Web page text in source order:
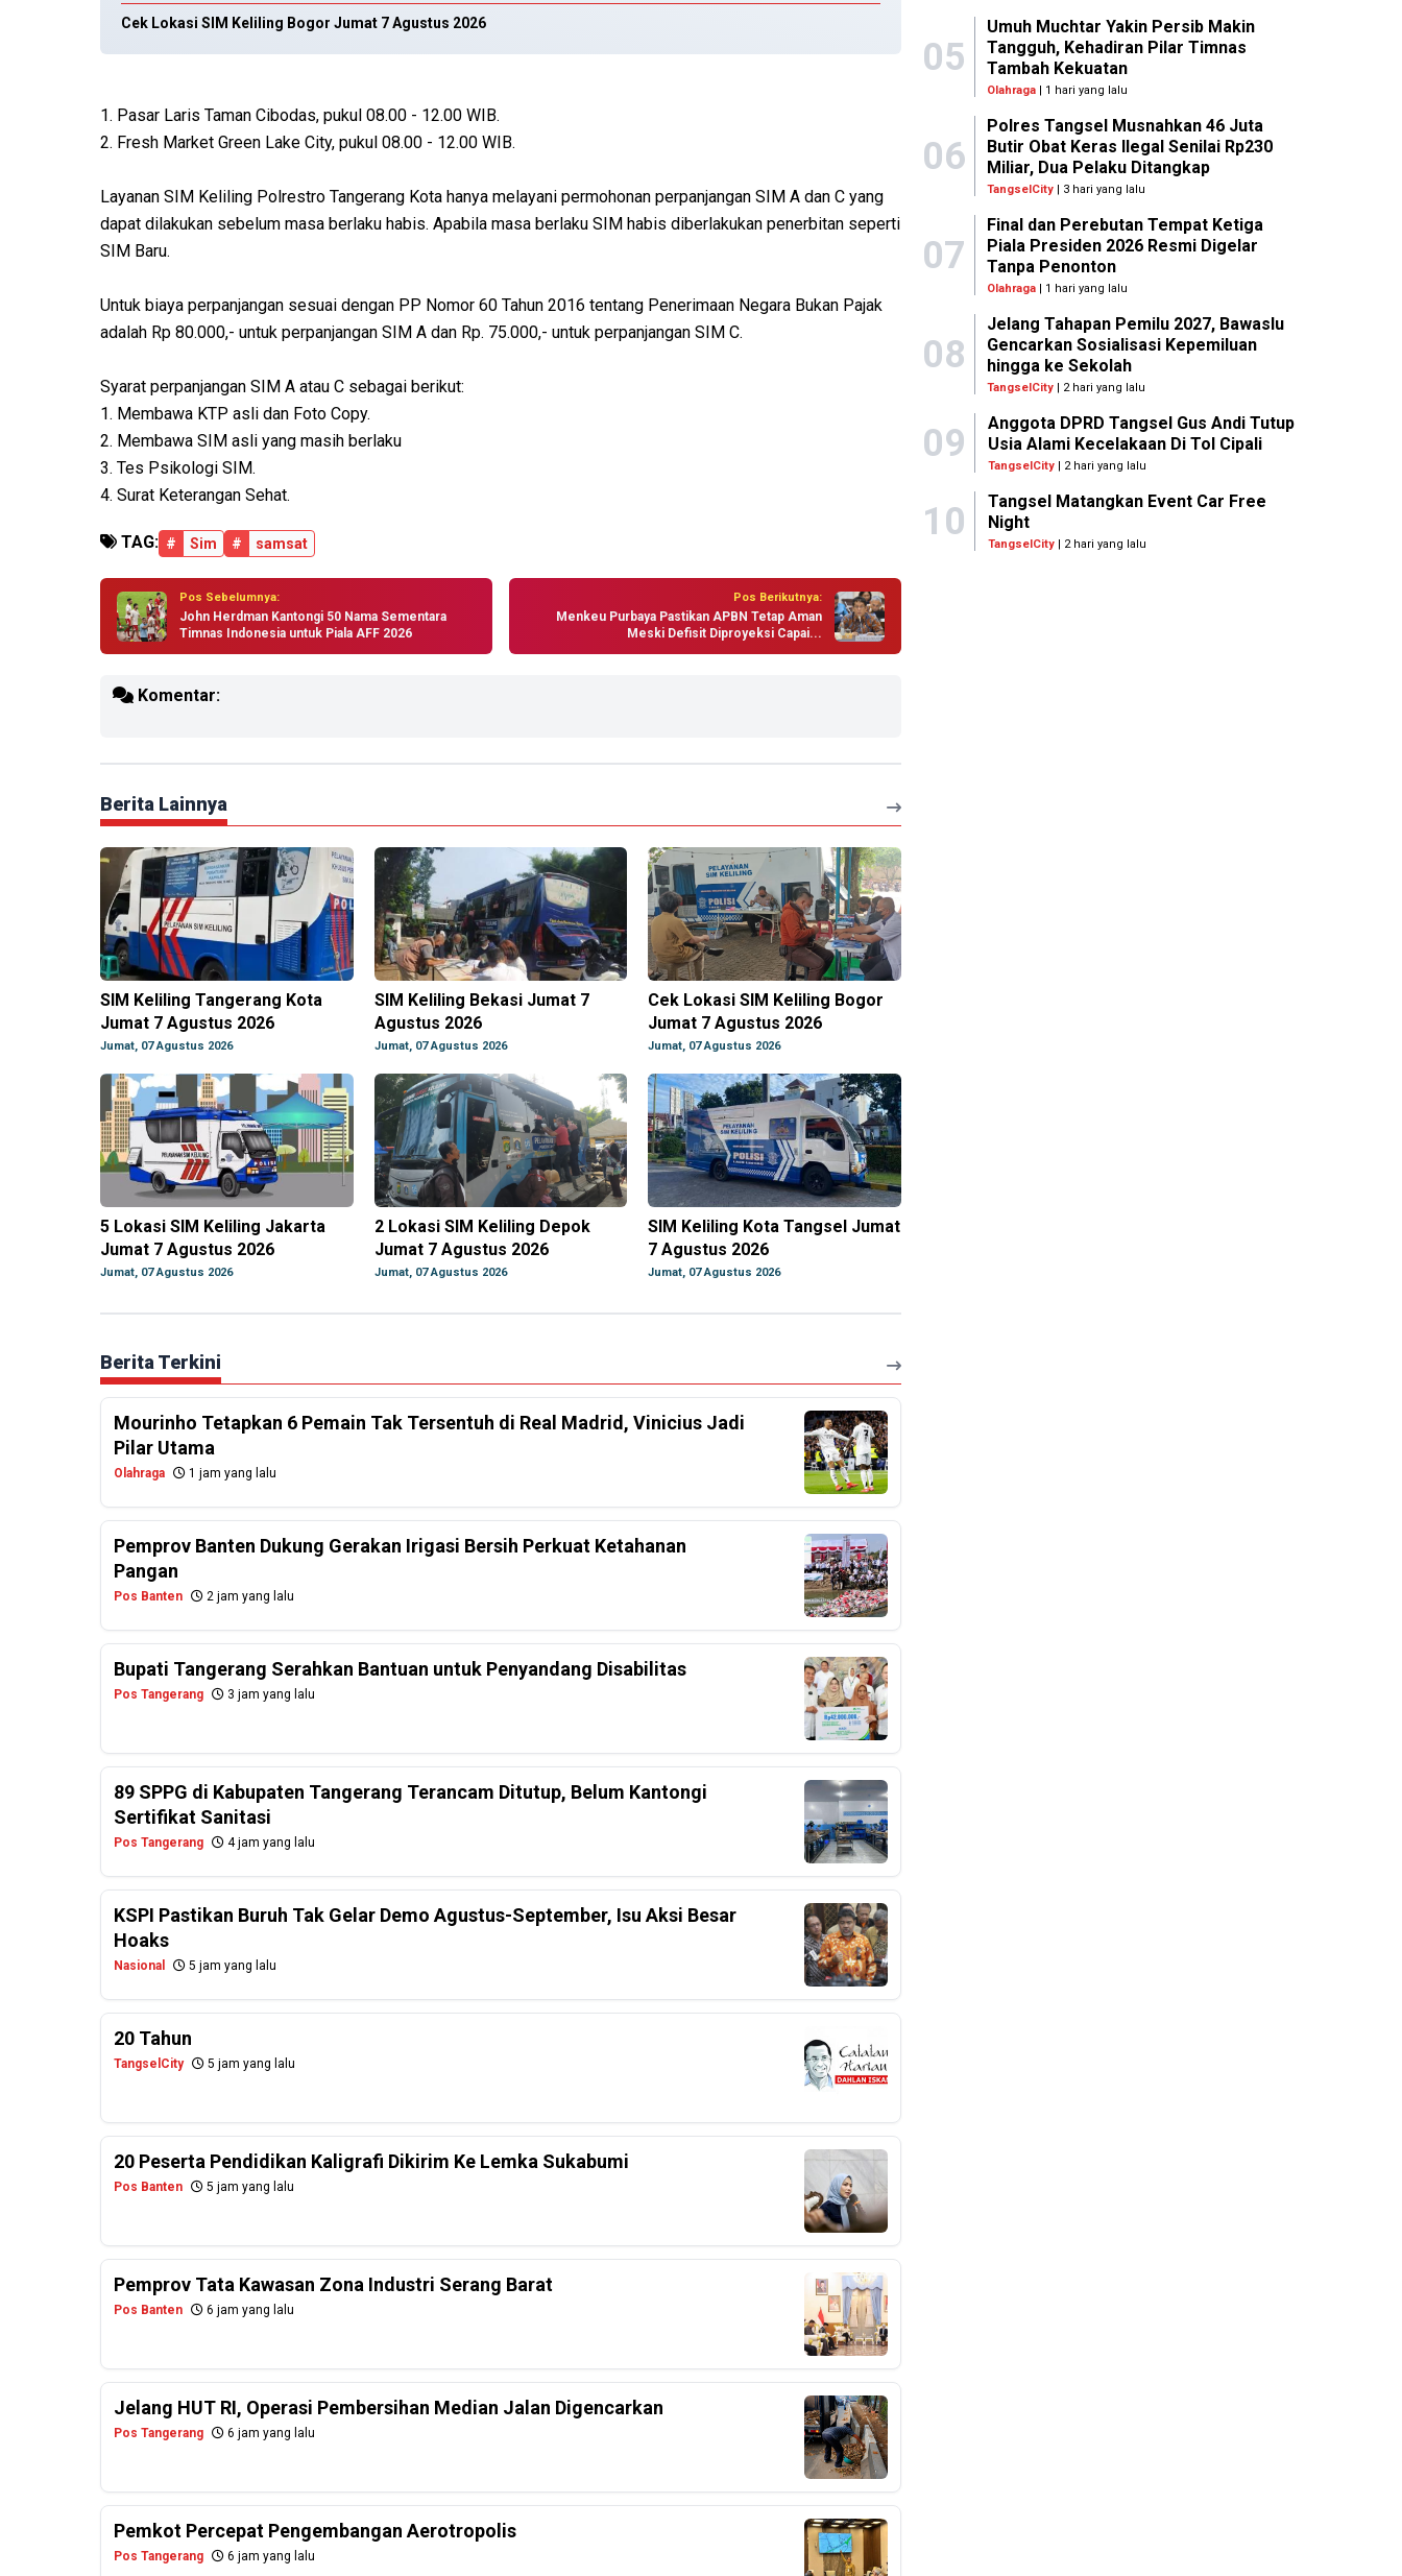
Cek Lokasi SIM Keliling Bogor Jumat 7 Agustus 2026
1. Pasar Laris Taman Cibodas, pukul 08.00 - 12.00 WIB.
2. Fresh Market Green Lake City, pukul 08.00 - 12.00 WIB.
Layanan SIM Keliling Polrestro Tangerang Kota hanya melayani permohonan perpanjangan SIM A dan C yang
dapat dilakukan sebelum masa berlaku habis. Apabila masa berlaku SIM habis diberlakukan penerbitan seperti
SIM Baru.
Untuk biaya perpanjangan sesuai dengan PP Nomor 60 Tahun 2016 tentang Penerimaan Negara Bukan Pajak
adalah Rp 80.000,- untuk perpanjangan SIM A dan Rp. 75.000,- untuk perpanjangan SIM C.
Syarat perpanjangan SIM A atau C sebagai berikut:
1. Membawa KTP asli dan Foto Copy.
2. Membawa SIM asli yang masih berlaku
3. Tes Psikologi SIM.
4. Surat Keterangan Sehat.
TAG: # Sim # samsat
Pos Sebelumnya:
John Herdman Kantongi 50 Nama Sementara
Timnas Indonesia untuk Piala AFF 2026
Pos Berikutnya:
Menkeu Purbaya Pastikan APBN Tetap Aman
Meski Defisit Diproyeksi Capai...
Komentar:
Berita Lainnya
SIM Keliling Tangerang Kota
Jumat 7 Agustus 2026
Jumat, 07 Agustus 2026
SIM Keliling Bekasi Jumat 7
Agustus 2026
Jumat, 07 Agustus 2026
Cek Lokasi SIM Keliling Bogor
Jumat 7 Agustus 2026
Jumat, 07 Agustus 2026
5 Lokasi SIM Keliling Jakarta
Jumat 7 Agustus 2026
Jumat, 07 Agustus 2026
2 Lokasi SIM Keliling Depok
Jumat 7 Agustus 2026
Jumat, 07 Agustus 2026
SIM Keliling Kota Tangsel Jumat
7 Agustus 2026
Jumat, 07 Agustus 2026
Berita Terkini
Mourinho Tetapkan 6 Pemain Tak Tersentuh di Real Madrid, Vinicius Jadi
Pilar Utama
Olahraga 1 jam yang lalu
Pemprov Banten Dukung Gerakan Irigasi Bersih Perkuat Ketahanan
Pangan
Pos Banten 2 jam yang lalu
Bupati Tangerang Serahkan Bantuan untuk Penyandang Disabilitas
Pos Tangerang 3 jam yang lalu
89 SPPG di Kabupaten Tangerang Terancam Ditutup, Belum Kantongi
Sertifikat Sanitasi
Pos Tangerang 4 jam yang lalu
KSPI Pastikan Buruh Tak Gelar Demo Agustus-September, Isu Aksi Besar
Hoaks
Nasional 5 jam yang lalu
20 Tahun
TangselCity 5 jam yang lalu
20 Peserta Pendidikan Kaligrafi Dikirim Ke Lemka Sukabumi
Pos Banten 5 jam yang lalu
Pemprov Tata Kawasan Zona Industri Serang Barat
Pos Banten 6 jam yang lalu
Jelang HUT RI, Operasi Pembersihan Median Jalan Digencarkan
Pos Tangerang 6 jam yang lalu
Pemkot Percepat Pengembangan Aerotropolis
Pos Tangerang 6 jam yang lalu
05
Umuh Muchtar Yakin Persib Makin
Tangguh, Kehadiran Pilar Timnas
Tambah Kekuatan
Olahraga | 1 hari yang lalu
06
Polres Tangsel Musnahkan 46 Juta
Butir Obat Keras Ilegal Senilai Rp230
Miliar, Dua Pelaku Ditangkap
TangselCity | 3 hari yang lalu
07
Final dan Perebutan Tempat Ketiga
Piala Presiden 2026 Resmi Digelar
Tanpa Penonton
Olahraga | 1 hari yang lalu
08
Jelang Tahapan Pemilu 2027, Bawaslu
Gencarkan Sosialisasi Kepemiluan
hingga ke Sekolah
TangselCity | 2 hari yang lalu
09
Anggota DPRD Tangsel Gus Andi Tutup
Usia Alami Kecelakaan Di Tol Cipali
TangselCity| 2 hari yang lalu
10
Tangsel Matangkan Event Car Free
Night
TangselCity| 2 hari yang lalu